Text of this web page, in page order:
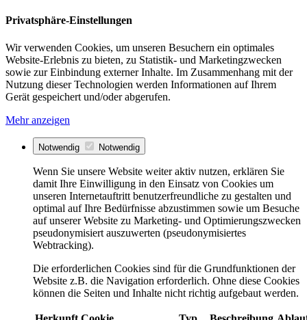
Privatsphäre-Einstellungen
Wir verwenden Cookies, um unseren Besuchern ein optimales
Website-Erlebnis zu bieten, zu Statistik- und Marketingzwecken
sowie zur Einbindung externer Inhalte. Im Zusammenhang mit der
Nutzung dieser Technologien werden Informationen auf Ihrem
Gerät gespeichert und/oder abgerufen.
Mehr anzeigen
Notwendig Notwendig
Wenn Sie unsere Website weiter aktiv nutzen, erklären Sie
damit Ihre Einwilligung in den Einsatz von Cookies um
unseren Internetauftritt benutzerfreundliche zu gestalten und
optimal auf Ihre Bedürfnisse abzustimmen sowie um Besuche
auf unserer Website zu Marketing- und Optimierungszwecken
pseudonymisiert auszuwerten (pseudonymisiertes
Webtracking).
Die erforderlichen Cookies sind für die Grundfunktionen der
Website z.B. die Navigation erforderlich. Ohne diese Cookies
können die Seiten und Inhalte nicht richtig aufgebaut werden.